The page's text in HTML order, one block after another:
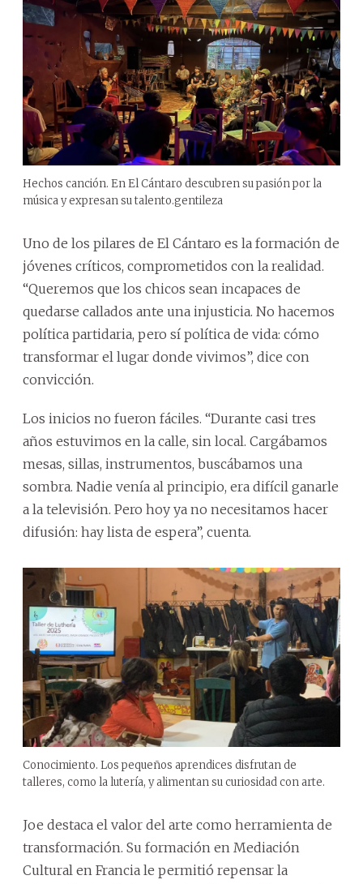
Hechos canción. En El Cántaro descubren su pasión por la
música y expresan su talento.gentileza
Uno de los pilares de El Cántaro es la formación de
jóvenes críticos, comprometidos con la realidad.
“Queremos que los chicos sean incapaces de
quedarse callados ante una injusticia. No hacemos
política partidaria, pero sí política de vida: cómo
transformar el lugar donde vivimos”, dice con
convicción.
Los inicios no fueron fáciles. “Durante casi tres
años estuvimos en la calle, sin local. Cargábamos
mesas, sillas, instrumentos, buscábamos una
sombra. Nadie venía al principio, era difícil ganarle
a la televisión. Pero hoy ya no necesitamos hacer
difusión: hay lista de espera”, cuenta.
Conocimiento. Los pequeños aprendices disfrutan de
talleres, como la lutería, y alimentan su curiosidad con arte.
Joe destaca el valor del arte como herramienta de
transformación. Su formación en Mediación
Cultural en Francia le permitió repensar la